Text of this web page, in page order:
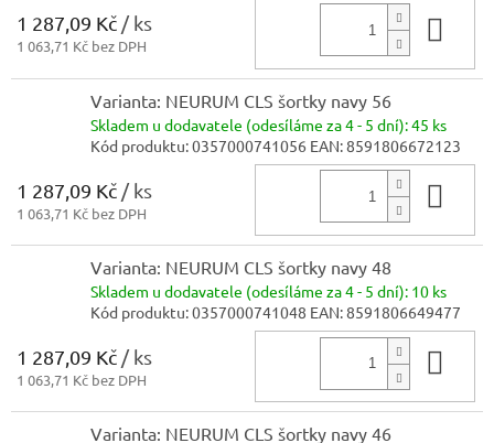
1 287,09 Kč / ks
1 063,71 Kč bez DPH
Varianta: NEURUM CLS šortky navy 56
Skladem u dodavatele (odesíláme za 4 - 5 dní):45 ks
Kód produktu:0357000741056 EAN:8591806672123
1 287,09 Kč / ks
1 063,71 Kč bez DPH
Varianta: NEURUM CLS šortky navy 48
Skladem u dodavatele (odesíláme za 4 - 5 dní): 10 ks
Kód produktu:0357000741048 EAN:8591806649477
1 287,09 Kč / ks
1 063,71 Kč bez DPH
Varianta: NEURUM CLS šortky navy 46